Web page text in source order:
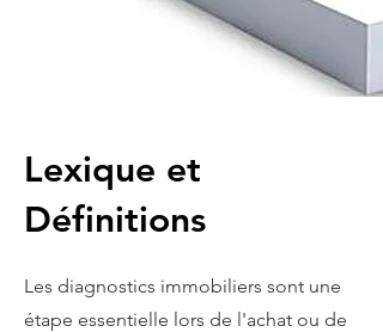
Lexique et
Définitions
Les diagnostics immobiliers sont une
étape essentielle lors de l'achat ou de